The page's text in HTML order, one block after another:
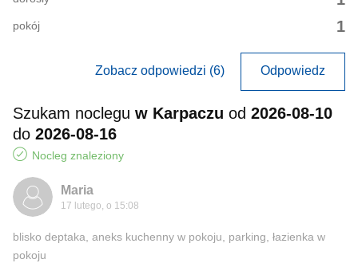
1
pokój
Zobacz odpowiedzi (6) Odpowiedz
Szukam noclegu w Karpaczu od 2026-08-10
do 2026-08-16
Nocleg znaleziony
Maria
17 lutego, o 15:08
blisko deptaka, aneks kuchenny w pokoju, parking, łazienka w
pokoju